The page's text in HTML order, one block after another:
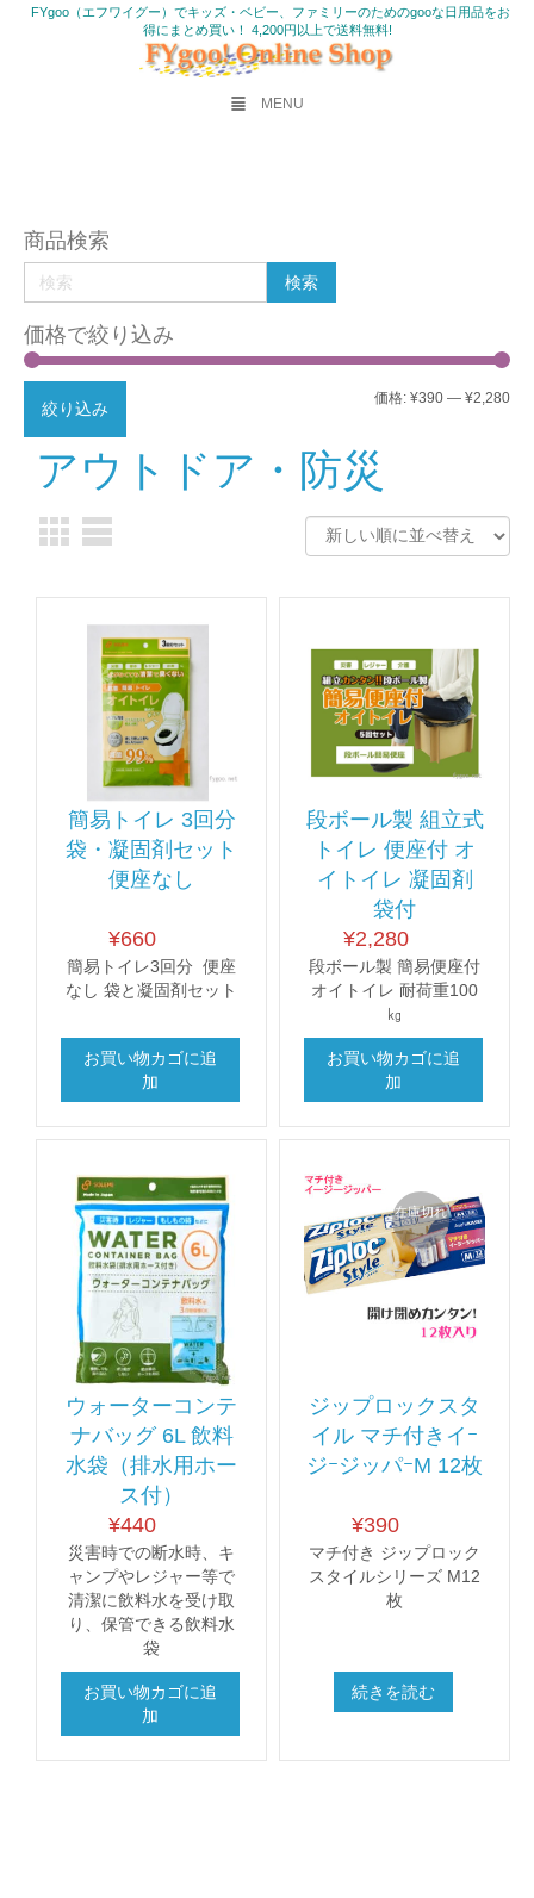
FYgoo（エフワイグー）でキッズ・ベビー、ファミリーのためのgooな日用品をお
得にまとめ買い！ 4,200円以上で送料無料!
MENU
商品検索
価格で絞り込み
最
最
絞り込み
価格: ¥390 — ¥2,280
アウトドア・防災
簡易トイレ 3回分
袋・凝固剤セット
便座なし
¥660
簡易トイレ3回分 便座
なし 袋と凝固剤セット
お買い物カゴに追
加
段ボール製 組立式
トイレ 便座付 オ
イトイレ 凝固剤
袋付
¥2,280
段ボール製 簡易便座付
オイトイレ 耐荷重100
㎏
お買い物カゴに追
加
ウォーターコンテ
ナバッグ 6L 飲料
水袋（排水用ホー
ス付）
¥440
災害時での断水時、キ
ャンプやレジャー等で
清潔に飲料水を受け取
り、保管できる飲料水
袋
お買い物カゴに追
加
ジップロックスタ
イル マチ付きイｰ
ジｰジッパｰM 12枚
¥390
マチ付き ジップロック
スタイルシリーズ M12
枚
続きを読む
在庫切れ